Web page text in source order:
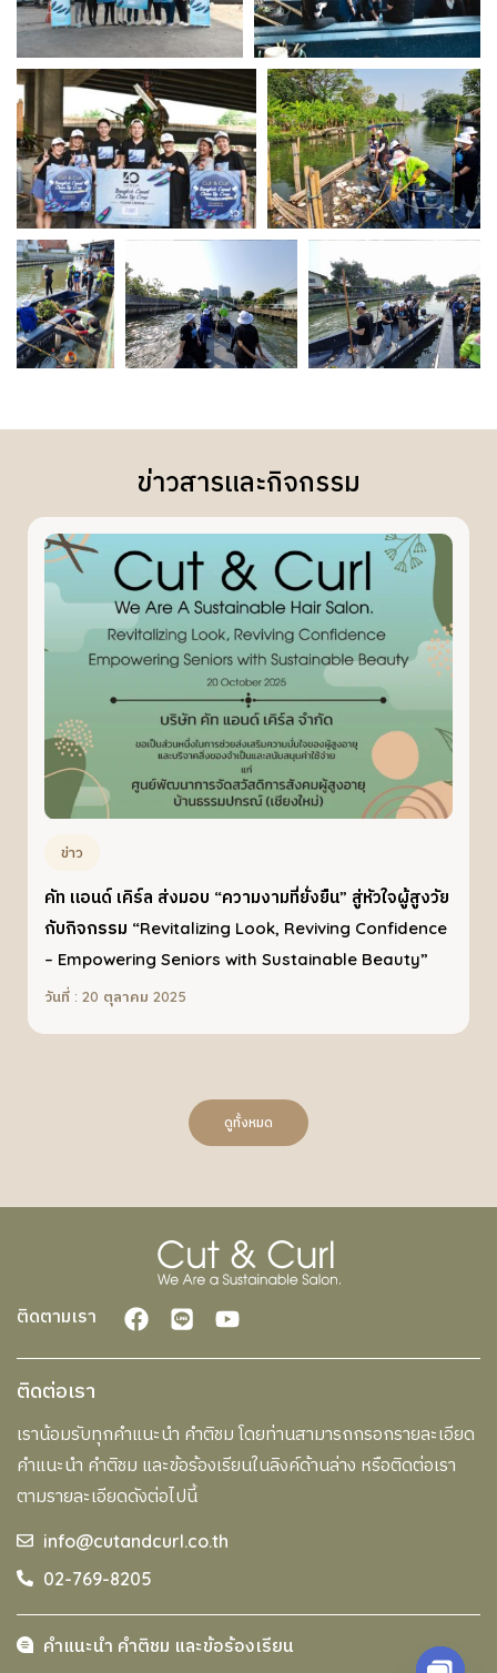
ข่าวสารและกิจกรรม
ข่าว
คัท แอนด์ เคิร์ล ส่งมอบ “ความงามที่ยั่งยืน” สู่หัวใจผู้สูงวัย
กับกิจกรรม “Revitalizing Look, Reviving Confidence
– Empowering Seniors with Sustainable Beauty”
วันที่ : 20 ตุลาคม 2025
ดูทั้งหมด
ติดตามเรา
ติดต่อเรา
เราน้อมรับทุกคำแนะนำ คำติชม โดยท่านสามารถกรอกรายละเอียด
คำแนะนำ คำติชม และข้อร้องเรียนในลิงค์ด้านล่าง หรือติดต่อเรา
ตามรายละเอียดดังต่อไปนี้
info@cutandcurl.co.th
02-769-8205
คำแนะนำ คำติชม และข้อร้องเรียน